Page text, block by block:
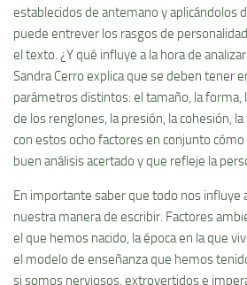
establecidos de antemano y aplicándolos
puede entrever los rasgos de
el texto. ¿Y qué influye a la hora de
Sandra Cerro explica que se deben tener
parámetros distintos: el tamaño, la forma,
de los renglones, la presión, la cohesión,
con estos ocho factores en conjunto
buen análisis acertado y que refleje la
En importante saber que todo nos influye
nuestra manera de escribir. Factores
el que hemos nacido, la época en la que
el modelo de enseñanza que hemos
si somos nerviosos, extrovertidos e